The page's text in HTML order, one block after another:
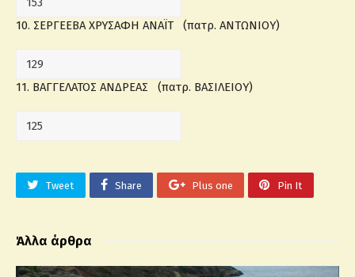
10. ΣΕΡΓΕΕΒΑ ΧΡΥΣΑΦΗ ΑΝΑΪΤ (πατρ. ΑΝΤΩΝΙΟΥ)
11. ΒΑΓΓΕΛΑΤΟΣ ΑΝΔΡΕΑΣ (πατρ. ΒΑΣΙΛΕΙΟΥ)
Tweet Share Plus one Pin It
Άλλα άρθρα